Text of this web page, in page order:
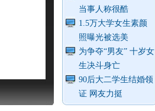
当事人称很酷
1.5万大学女生素颜
照曝光被选美
为争夺“男友” 十岁女
生决斗身亡
90后大二学生结婚领
证 网友力挺